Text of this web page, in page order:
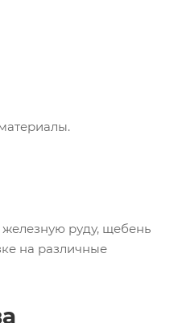
руду, щебень
на различные